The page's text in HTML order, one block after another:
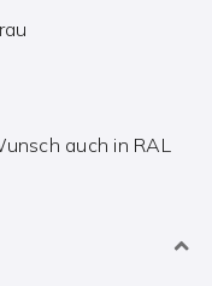
auch in RAL